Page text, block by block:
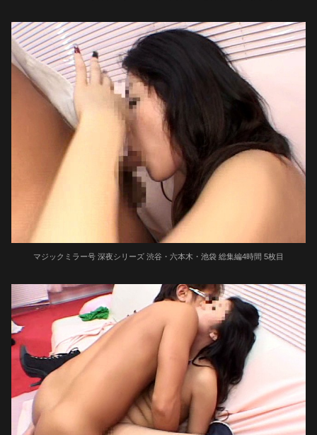
マジックミラー号 深夜シリーズ 渋谷・六本木・池袋 総集編4時間 5枚目